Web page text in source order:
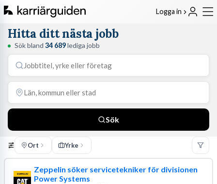
Logga in
Hitta ditt nästa jobb
Sök bland 34 689lediga jobb
Sök
Ort Yrke
Zeppelin söker servicetekniker för divisionen
Power Systems